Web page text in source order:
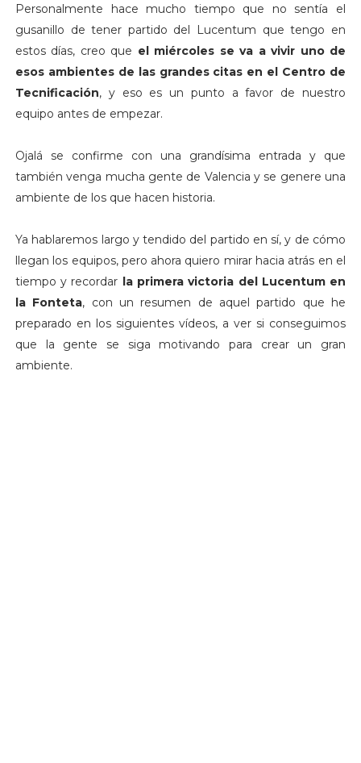
Personalmente hace mucho tiempo que no sentía el
gusanillo de tener partido del Lucentum que tengo en
estos días, creo que el miércoles se va a vivir uno de
esos ambientes de las grandes citas en el Centro de
Tecnificación, y eso es un punto a favor de nuestro
equipo antes de empezar.
Ojalá se confirme con una grandísima entrada y que
también venga mucha gente de Valencia y se genere una
ambiente de los que hacen historia.
Ya hablaremos largo y tendido del partido en sí, y de cómo
llegan los equipos, pero ahora quiero mirar hacia atrás en el
tiempo y recordar la primera victoria del Lucentum en
la Fonteta, con un resumen de aquel partido que he
preparado en los siguientes vídeos, a ver si conseguimos
que la gente se siga motivando para crear un gran
ambiente.